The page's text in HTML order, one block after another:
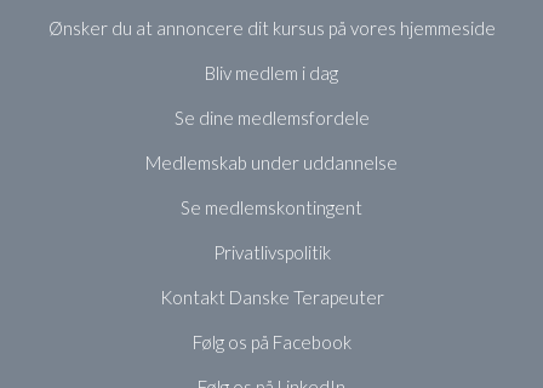
Ønsker du at annoncere dit kursus på vores hjemmeside
Bliv medlem i dag
Se dine medlemsfordele
Medlemskab under uddannelse
Se medlemskontingent
Privatlivspolitik
Kontakt Danske Terapeuter
Følg os på Facebook